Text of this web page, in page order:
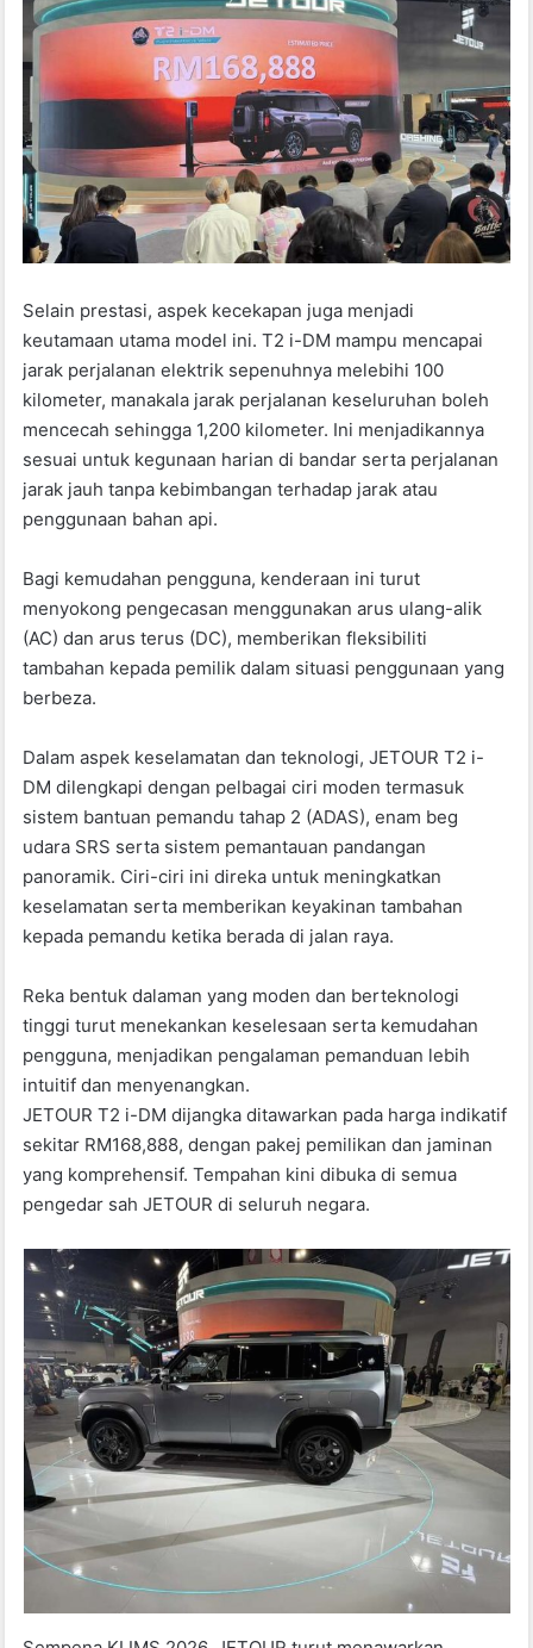
Selain prestasi, aspek kecekapan juga menjadi
keutamaan utama model ini. T2 i-DM mampu mencapai
jarak perjalanan elektrik sepenuhnya melebihi 100
kilometer, manakala jarak perjalanan keseluruhan boleh
mencecah sehingga 1,200 kilometer. Ini menjadikannya
sesuai untuk kegunaan harian di bandar serta perjalanan
jarak jauh tanpa kebimbangan terhadap jarak atau
penggunaan bahan api.
Bagi kemudahan pengguna, kenderaan ini turut
menyokong pengecasan menggunakan arus ulang-alik
(AC) dan arus terus (DC), memberikan fleksibiliti
tambahan kepada pemilik dalam situasi penggunaan yang
berbeza.
Dalam aspek keselamatan dan teknologi, JETOUR T2 i-
DM dilengkapi dengan pelbagai ciri moden termasuk
sistem bantuan pemandu tahap 2 (ADAS), enam beg
udara SRS serta sistem pemantauan pandangan
panoramik. Ciri-ciri ini direka untuk meningkatkan
keselamatan serta memberikan keyakinan tambahan
kepada pemandu ketika berada di jalan raya.
Reka bentuk dalaman yang moden dan berteknologi
tinggi turut menekankan keselesaan serta kemudahan
pengguna, menjadikan pengalaman pemanduan lebih
intuitif dan menyenangkan.
JETOUR T2 i-DM dijangka ditawarkan pada harga indikatif
sekitar RM168,888, dengan pakej pemilikan dan jaminan
yang komprehensif. Tempahan kini dibuka di semua
pengedar sah JETOUR di seluruh negara.